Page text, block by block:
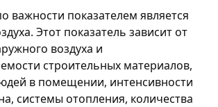
важности показателем является
Этот показатель зависит от
воздуха и
строительных материалов,
в помещении, интенсивности
системы отопления, количества